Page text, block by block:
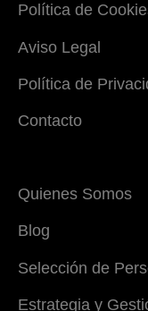
Política de
Aviso Legal
Política de
Contacto
Quienes Somos
Blog
Selección de
Estrategia y